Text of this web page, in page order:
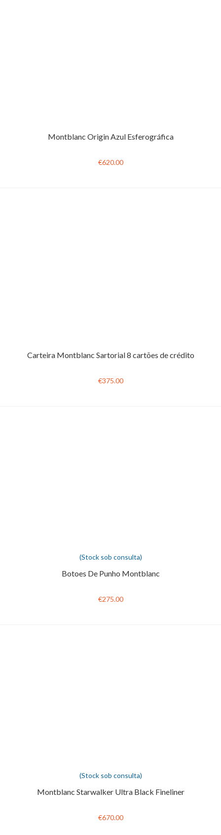
Montblanc Origin Azul Esferográfica
€620.00
Carteira Montblanc Sartorial 8 cartões de crédito
€375.00
(Stock sob consulta)
Botoes De Punho Montblanc
€275.00
(Stock sob consulta)
Montblanc Starwalker Ultra Black Fineliner
€670.00